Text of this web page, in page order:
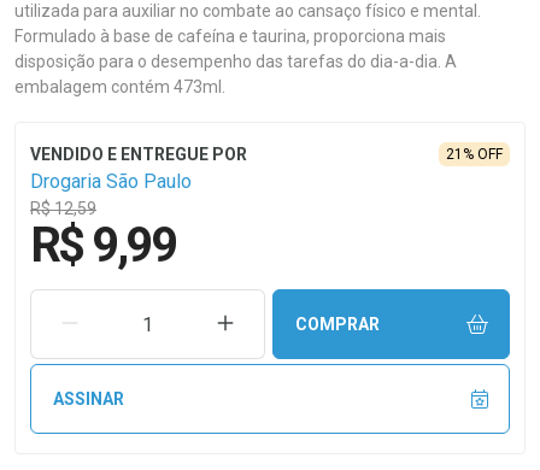
utilizada para auxiliar no combate ao cansaço físico e mental.
Formulado à base de cafeína e taurina, proporciona mais
disposição para o desempenho das tarefas do dia-a-dia. A
embalagem contém 473ml.
Drogaria São Paulo
R$ 12,59
21% OFF
R$ 9,99
REMOVER UMA UNIDADEAUMENTAR UMA UNIDADE
COMPRAR
ASSINAR